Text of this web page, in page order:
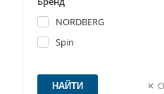
NORDBERG
Spin